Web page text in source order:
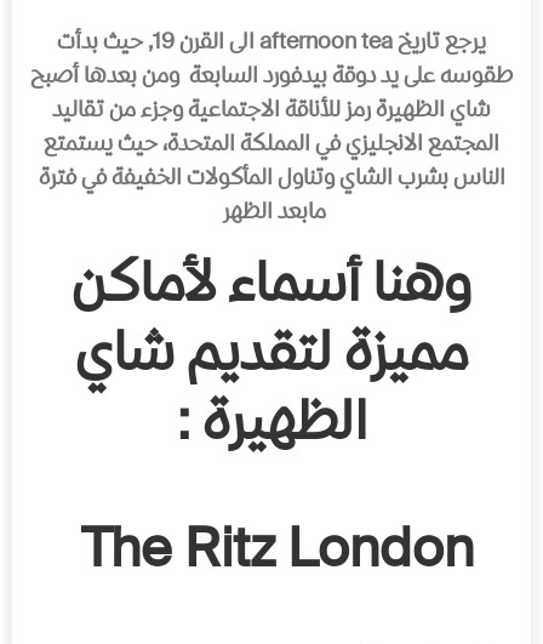
يرجعتاريخ الىالقرن حيثبدأت
طقوسهعلىيددوقةبيدفوردالسابعة ومنبعدهاأصبح
شايالظهيرةرمزللأناقةالاجتماعيةوجزءمنتقاليد
المجتمعالانجليزيفيالمملكةالمتحدة،حيثيستمتع
الناسبشربالشايوتناولالمأكولاتالخفيفةفيفترة
مابعدالظهر
وهناأسماءلأماكن
مميزةلتقديمشاي
الظهيرة:
The Ritz London